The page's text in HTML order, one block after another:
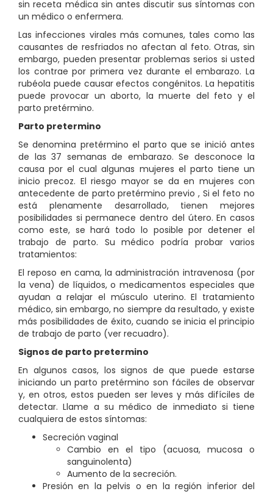
sin receta médica sin antes discutir sus síntomas con
un médico o enfermera.
Las infecciones virales más comunes, tales como las
causantes de resfriados no afectan al feto. Otras, sin
embargo, pueden presentar problemas serios si usted
los contrae por primera vez durante el embarazo. La
rubéola puede causar efectos congénitos. La hepatitis
puede provocar un aborto, la muerte del feto y el
parto pretérmino.
Parto pretermino
Se denomina pretérmino el parto que se inició antes
de las 37 semanas de embarazo. Se desconoce la
causa por el cual algunas mujeres el parto tiene un
inicio precoz. El riesgo mayor se da en mujeres con
antecedente de parto pretérmino previo , Si el feto no
está plenamente desarrollado, tienen mejores
posibilidades si permanece dentro del útero. En casos
como este, se hará todo lo posible por detener el
trabajo de parto. Su médico podría probar varios
tratamientos:
El reposo en cama, la administración intravenosa (por
la vena) de líquidos, o medicamentos especiales que
ayudan a relajar el músculo uterino. El tratamiento
médico, sin embargo, no siempre da resultado, y existe
más posibilidades de éxito, cuando se inicia el principio
de trabajo de parto (ver recuadro).
Signos de parto pretermino
En algunos casos, los signos de que puede estarse
iniciando un parto pretérmino son fáciles de observar
y, en otros, estos pueden ser leves y más difíciles de
detectar. Llame a su médico de inmediato si tiene
cualquiera de estos síntomas:
Secreción vaginal
Cambio en el tipo (acuosa, mucosa o
sanguinolenta)
Aumento de la secreción.
Presión en la pelvis o en la región inferior del